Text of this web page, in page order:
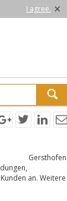
I agree. ×
Gersthofen